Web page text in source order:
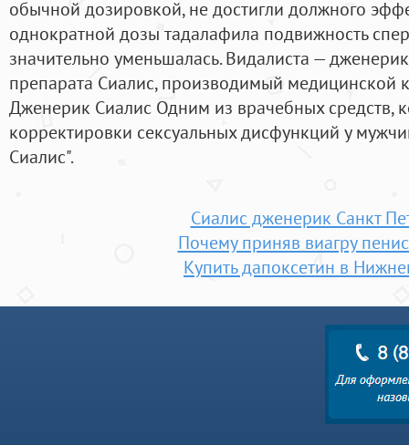
обычной дозировкой, не достигли должного
однократной дозы тадалафила подвижность
значительно уменьшалась. Видалиста —
препарата Сиалис, производимый медицинской
Дженерик Сиалис Одним из врачебных средств,
корректировки сексуальных дисфункций у
Сиалис".
Сиалис дженерик Санкт
Почему приняв виагру
Купить дапоксетин в